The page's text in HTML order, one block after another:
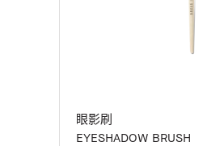
眼影刷
EYESHADOW BRUSH